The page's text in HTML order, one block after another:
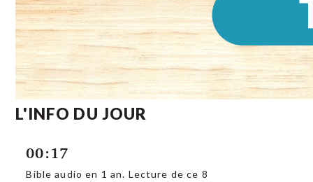
L'INFO DU JOUR
00:17
Bible audio en 1 an. Lecture de ce 8